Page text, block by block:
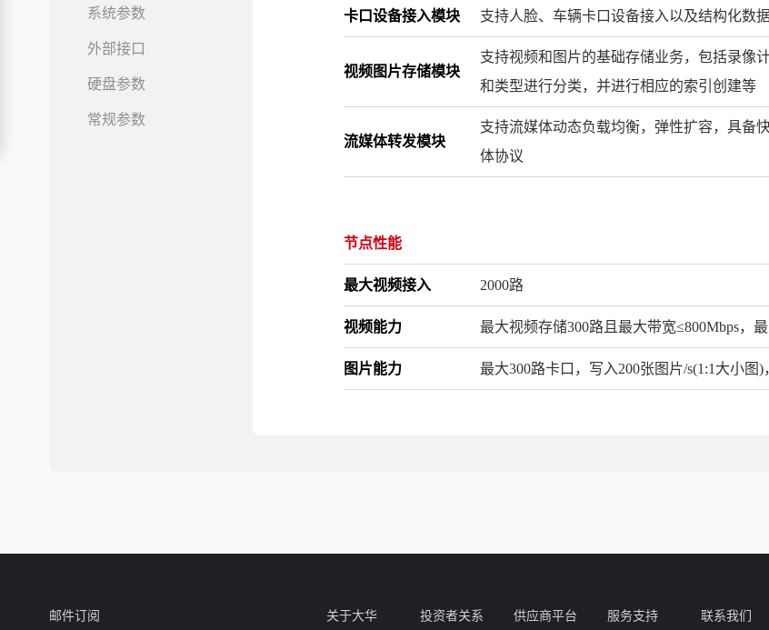
系统参数
外部接口
硬盘参数
常规参数
卡口设备接入模块 支持人脸、车辆卡口设备接入以及结构化数
视频图片存储模块
支持视频和图片的基础存储业务，包括录像
和类型进行分类，并进行相应的索引创建等
流媒体转发模块
支持流媒体动态负载均衡，弹性扩容，具备
体协议
节点性能
最大视频接入 2000路
视频能力 最大视频存储300路且最大带宽≤800Mbps，最
图片能力 最大300路卡口，写入200张图片/s(1:1大小图
系统参数
邮件订阅 关于大华 投资者关系 供应商平台 服务支持 联系我们